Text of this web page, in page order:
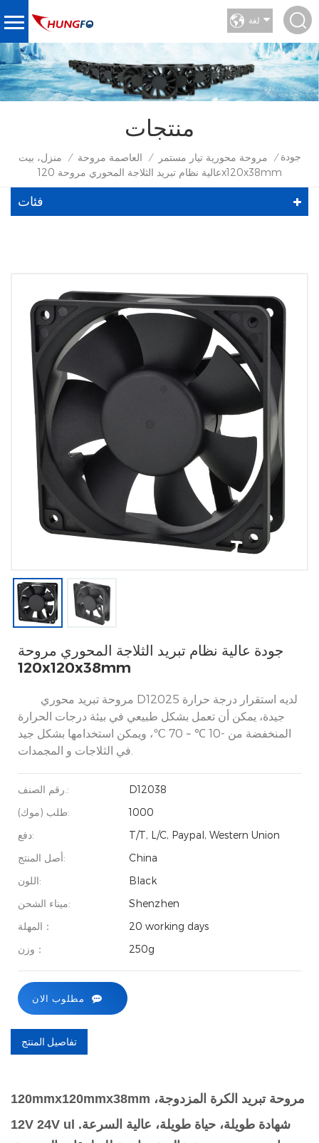
لغة
منتجات
منزل، بيت / العاصمة مروحة / مروحة محورية تيار مستمر / جودة
عالية نظام تبريد الثلاجة المحوري مروحة 120x120x38mm
فئات
جودة عالية نظام تبريد الثلاجة المحوري مروحة
120x120x38mm
مروحة تبريد محوري D12025 لديه استقرار درجة حرارة
جيدة، يمكن أن تعمل بشكل طبيعي في بيئة درجات الحرارة
المنخفضة من -10 ℃ ~ 70 ℃، ويمكن استخدامها بشكل جيد
رقم الصنف.:
D12038
طلب (موك):
1000
دفع:
T/T, L/C, Paypal, Western Union
أصل المنتج:
China
اللون:
Black
ميناء الشحن:
Shenzhen
المهلة：
20 working days
وزن：
250g
مطلوب الان
تفاصيل المنتج
120mmx120mmx38mm مروحة تبريد الكرة المزدوجة،
12V 24V ul شهادة طويلة، حياة طويلة، عالية السرعة.